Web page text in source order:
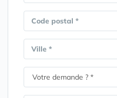
Code postal *
Ville *